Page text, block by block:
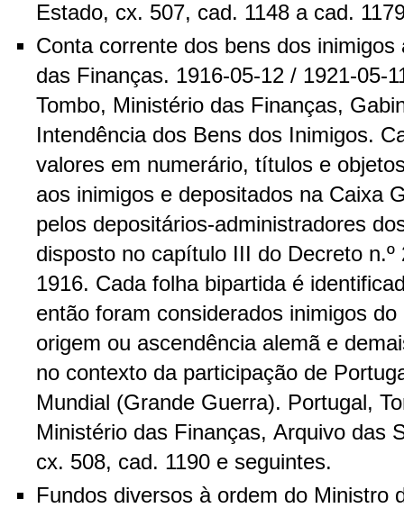
Estado, cx. 507, cad. 1148 a cad.
Conta corrente dos bens dos
das Finanças. 1916-05-12 / 1921-05-
Tombo, Ministério das Finanças,
Intendência dos Bens dos Inimigos.
valores em numerário, títulos e
aos inimigos e depositados na Caixa
pelos depositários-administradores
disposto no capítulo III do Decreto
1916. Cada folha bipartida é
então foram considerados inimigos
origem ou ascendência alemã e
no contexto da participação de
Mundial (Grande Guerra). Portugal,
Ministério das Finanças, Arquivo das
cx. 508, cad. 1190 e seguintes.
Fundos diversos à ordem do Ministro